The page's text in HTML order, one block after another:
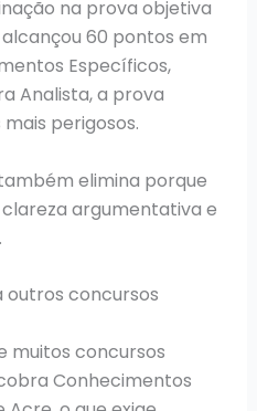
na prova objetiva
60 pontos em
Específicos,
Analista, a prova
perigosos.
elimina porque
argumentativa e
outros concursos
muitos concursos
Conhecimentos